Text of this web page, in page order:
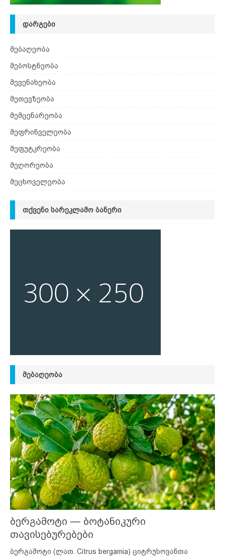
ᲓᲐᲠᲒᲔᲑᲘ
მებაღეობა
მებოსტნეობა
მევენახეობა
მეთევზეობა
მემცენარეობა
მეფრინველეობა
მეფუტკრეობა
მეღორეობა
მეცხოველეობა
ᲗᲥᲕᲔᲜᲘ ᲡᲐᲠᲔᲙᲚᲐᲛᲝ ᲑᲐᲜᲔᲠᲘ
ᲛᲔᲑᲐᲦᲔᲝᲑᲐ
ბერგამოტი — ბოტანიკური
თავისებურებები
ბერგამოტი (ლათ. Citrus bergamia) ციტრუსოვანთა